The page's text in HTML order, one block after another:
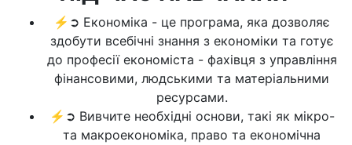
⚡➲ Економіка - це програма, яка дозволяє
здобути всебічні знання з економіки та готує
до професії економіста - фахівця з управління
фінансовими, людськими та матеріальними
ресурсами.
⚡➲ Вивчите необхідні основи, такі як мікро-
та макроекономіка, право та економічна